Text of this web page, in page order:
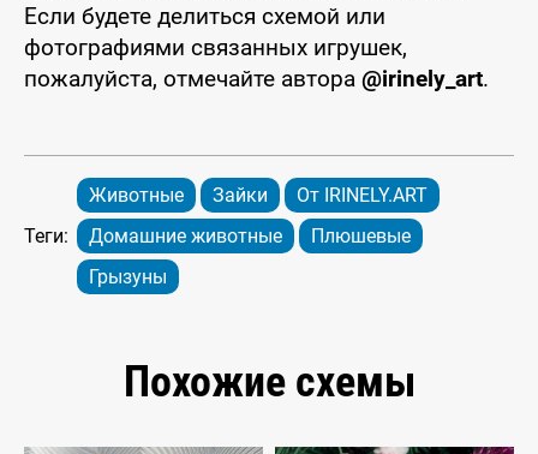
Если будете делиться схемой или
фотографиями связанных игрушек,
пожалуйста, отмечайте автора @irinely_art.
Теги:
Животные Зайки
От IRINELY.ART
Домашние животные
Плюшевые
Грызуны
Похожие схемы